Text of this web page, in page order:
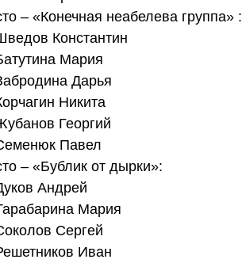
– «Конечная неабелева группа» :
Константин
Мария
Дарья
Никита
Георгий
Павел
– «Бублик от дырки»:
Андрей
Мария
Сергей
Иван